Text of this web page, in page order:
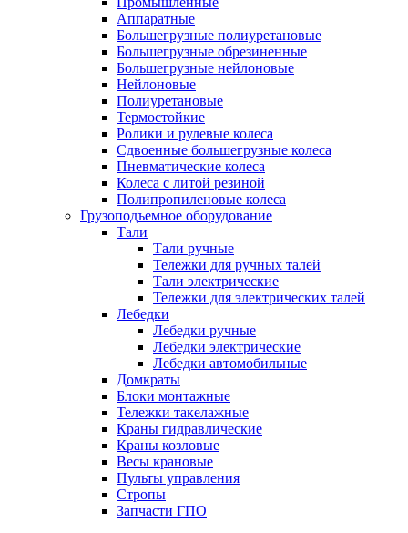
Аппаратные
Большегрузные полиуретановые
Большегрузные обрезиненные
Большегрузные нейлоновые
Нейлоновые
Полиуретановые
Термостойкие
Ролики и рулевые колеса
Сдвоенные большегрузные колеса
Пневматические колеса
Колеса с литой резиной
Полипропиленовые колеса
Грузоподъемное оборудование
Тали
Тали ручные
Тележки для ручных талей
Тали электрические
Тележки для электрических талей
Лебедки
Лебедки ручные
Лебедки электрические
Лебедки автомобильные
Домкраты
Блоки монтажные
Тележки такелажные
Краны гидравлические
Краны козловые
Весы крановые
Пульты управления
Стропы
Запчасти ГПО